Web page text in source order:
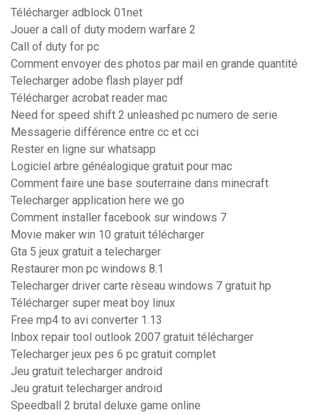
Télécharger adblock 01net
Jouer a call of duty modern warfare 2
Call of duty for pc
Comment envoyer des photos par mail en grande quantité
Telecharger adobe flash player pdf
Télécharger acrobat reader mac
Need for speed shift 2 unleashed pc numero de serie
Messagerie différence entre cc et cci
Rester en ligne sur whatsapp
Logiciel arbre généalogique gratuit pour mac
Comment faire une base souterraine dans minecraft
Telecharger application here we go
Comment installer facebook sur windows 7
Movie maker win 10 gratuit télécharger
Gta 5 jeux gratuit a telecharger
Restaurer mon pc windows 8.1
Telecharger driver carte rèseau windows 7 gratuit hp
Télécharger super meat boy linux
Free mp4 to avi converter 1.13
Inbox repair tool outlook 2007 gratuit télécharger
Telecharger jeux pes 6 pc gratuit complet
Jeu gratuit telecharger android
Jeu gratuit telecharger android
Speedball 2 brutal deluxe game online